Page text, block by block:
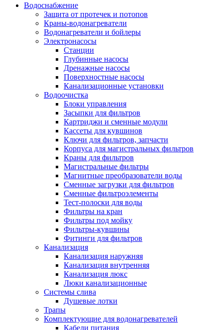
Строительные товары
Все для бани
Полезные статьи
Новости и Акции
Оплата и доставка
Сервис-центр
Адреса Сервис-центров
Условия возврата товара
Водоснабжение
Защита от протечек и потопов
Краны-водонагреватели
Водонагреватели и бойлеры
Электронасосы
Станции
Глубинные насосы
Дренажные насосы
Поверхностные насосы
Канализационные установки
Водоочистка
Блоки управления
Засыпки для фильтров
Картриджи и сменные модули
Кассеты для кувшинов
Ключи для фильтров, запчасти
Корпуса для магистральных фильтров
Краны для фильтров
Магистральные фильтры
Магнитные преобразователи воды
Сменные загрузки для фильтров
Сменные фильтроэлементы
Тест-полоски для воды
Фильтры на кран
Фильтры под мойку
Фильтры-кувшины
Фитинги для фильтров
Канализация
Канализация наружняя
Канализация внутренняя
Канализация люкс
Люки канализационные
Системы слива
Душевые лотки
Трапы
Комплектующие для водонагревателей
Кабели питания